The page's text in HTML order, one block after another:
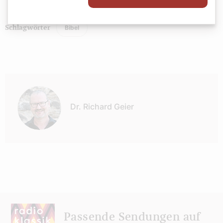
Schlagwörter Bibel
Dr. Richard Geier
Passende Sendungen auf